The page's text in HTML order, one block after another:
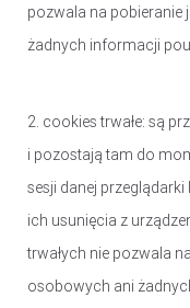
pozwala na
żadnych informacji
2. cookies trwałe: są
i pozostają tam do
sesji danej
ich usunięcia z
trwałych nie pozwala
osobowych ani